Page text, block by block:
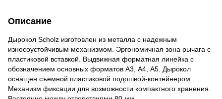
Описание
Дырокол Scholz изготовлен из металла с надежным
износоустойчивым механизмом. Эргономичная зона рычага с
пластиковой вставкой. Выдвижная форматная линейка с
обозначением основных форматов А3, А4, А5. Дырокол
оснащен съемной пластиковой подошвой-контейнером.
Механизм фиксации для возможности компактного хранения.